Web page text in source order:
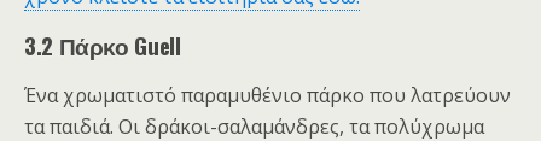
3.2 Πάρκο Guell
Ένα χρωματιστό παραμυθένιο πάρκο που λατρεύουν
τα παιδιά. Οι δράκοι-σαλαμάνδρες, τα πολύχρωμα